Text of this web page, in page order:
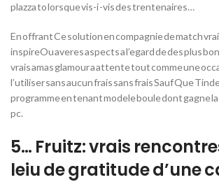
plazza to lorsque vis-i -vis des trentenaires…
En offrant Ce solution en compagnie de match
inspireOu averes aspects a l’egard de des plus
vrais amas glamour a attente tout comme une
l’utiliser sans aucun frais sans frais Sauf Que
programme en tenant modele boule dont gagne
pc.
5… Fruitz: vrais
leiu de gratitude d’une